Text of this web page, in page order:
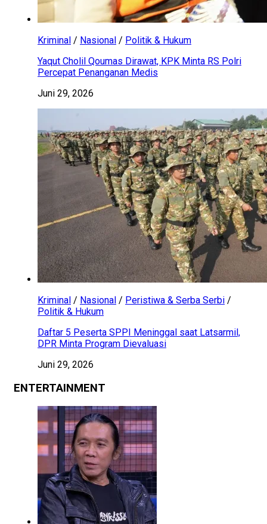
Kriminal / Nasional / Politik & Hukum
Yaqut Cholil Qoumas Dirawat, KPK Minta RS Polri
Percepat Penanganan Medis
Juni 29, 2026
Kriminal / Nasional / Peristiwa & Serba Serbi /
Politik & Hukum
Daftar 5 Peserta SPPI Meninggal saat Latsarmil,
DPR Minta Program Dievaluasi
Juni 29, 2026
ENTERTAINMENT